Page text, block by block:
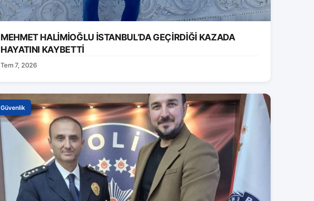
MEHMET HALİMİOĞLU İSTANBUL’DA GEÇİRDİĞİ KAZADA
HAYATINI KAYBETTİ
Tem 7, 2026
Güvenlik